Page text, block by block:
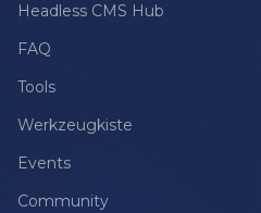
Headless CMS Hub
FAQ
Tools
Werkzeugkiste
Events
Community